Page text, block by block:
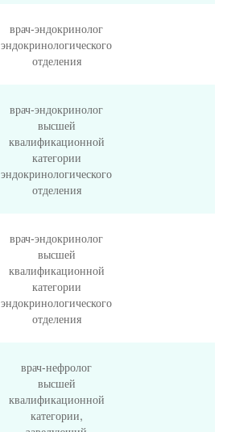
врач-эндокринолог
эндокринологического
отделения
врач-эндокринолог
высшей
квалификационной
категории
эндокринологического
отделения
врач-эндокринолог
высшей
квалификационной
категории
эндокринологического
отделения
врач-нефролог
высшей
квалификационной
категории,